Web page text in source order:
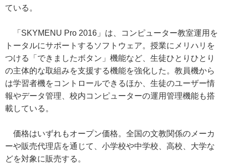
ている。
「SKYMENU Pro 2016」は、コンピューター教室運用を
トータルにサポートするソフトウェア。授業にメリハリを
つける「できましたボタン」機能など、生徒ひとりひとり
の主体的な取組みを支援する機能を強化した。教員機から
は学習者機をコントロールできるほか、生徒のユーザー情
報やデータ管理、校内コンピューターの運用管理機能も搭
載している。
価格はいずれもオープン価格。全国の文教関係のメーカ
ーや販売代理店を通じて、小学校や中学校、高校、大学な
どを対象に販売する。